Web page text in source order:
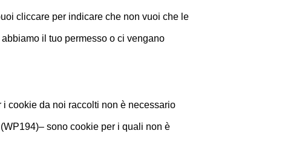
cliccare per indicare che non vuoi che le
il tuo permesso o ci vengano
i cookie da noi raccolti non è necessario
sono cookie per i quali non è